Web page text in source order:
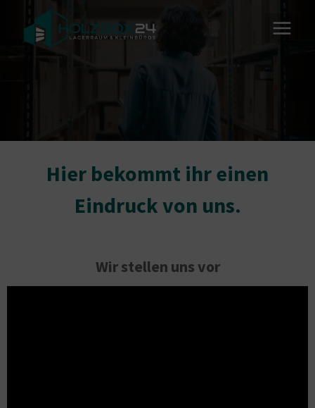
Inhalt
springen
Hier bekommt ihr einen
Eindruck von uns.
Wir stellen uns vor